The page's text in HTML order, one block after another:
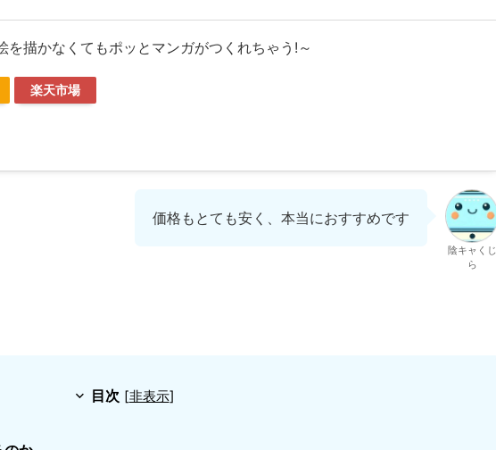
を描かなくてもポッとマンガがつくれちゃう!～
楽天市場
価格もとても安く、本当におすすめです
陰キャくじ
ら
目次 [非表示]